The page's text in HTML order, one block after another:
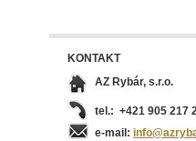
KONTAKT
AZ Rybár, s.r.o.
tel.: +421 905 217
e-mail: